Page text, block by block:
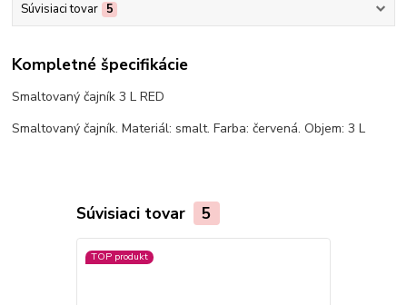
Súvisiaci tovar 5
Kompletné špecifikácie
Smaltovaný čajník 3 L RED
Smaltovaný čajník. Materiál: smalt. Farba: červená. Objem: 3 L
Súvisiaci tovar 5
TOP produkt